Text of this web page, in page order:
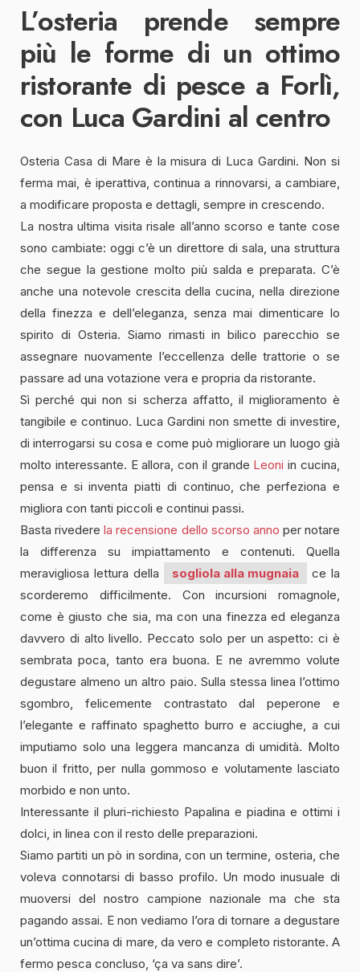
L’osteria prende sempre
più le forme di un ottimo
ristorante di pesce a Forlì,
con Luca Gardini al centro
Osteria Casa di Mare è la misura di Luca Gardini. Non si
ferma mai, è iperattiva, continua a rinnovarsi, a cambiare,
a modificare proposta e dettagli, sempre in crescendo.
La nostra ultima visita risale all’anno scorso e tante cose
sono cambiate: oggi c’è un direttore di sala, una struttura
che segue la gestione molto più salda e preparata. C’è
anche una notevole crescita della cucina, nella direzione
della finezza e dell’eleganza, senza mai dimenticare lo
spirito di Osteria. Siamo rimasti in bilico parecchio se
assegnare nuovamente l’eccellenza delle trattorie o se
passare ad una votazione vera e propria da ristorante.
Sì perché qui non si scherza affatto, il miglioramento è
tangibile e continuo. Luca Gardini non smette di investire,
di interrogarsi su cosa e come può migliorare un luogo già
molto interessante. E allora, con il grande Leoni in cucina,
pensa e si inventa piatti di continuo, che perfeziona e
migliora con tanti piccoli e continui passi.
Basta rivederela recensione dello scorso anno per notare
la differenza su impiattamento e contenuti. Quella
meravigliosa lettura della
sogliola alla mugnaia
ce la
scorderemo difficilmente. Con incursioni romagnole,
come è giusto che sia, ma con una finezza ed eleganza
davvero di alto livello. Peccato solo per un aspetto: ci è
sembrata poca, tanto era buona. E ne avremmo volute
degustare almeno un altro paio. Sulla stessa linea l’ottimo
sgombro, felicemente contrastato dal peperone e
l’elegante e raffinato spaghetto burro e acciughe, a cui
imputiamo solo una leggera mancanza di umidità. Molto
buon il fritto, per nulla gommoso e volutamente lasciato
morbido e non unto.
Interessante il pluri-richiesto Papalina e piadina e ottimi i
dolci, in linea con il resto delle preparazioni.
Siamo partiti un pò in sordina, con un termine, osteria, che
voleva connotarsi di basso profilo. Un modo inusuale di
muoversi del nostro campione nazionale ma che sta
pagando assai. E non vediamo l’ora di tornare a degustare
un’ottima cucina di mare, da vero e completo ristorante. A
fermo pesca concluso, ‘ça va sans dire’.